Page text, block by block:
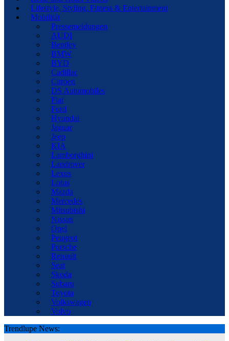
Lifestyle, Styling, Fitness & Entertainment
Mobilität
Pressemeldungen
AUDI
Bentley
BMW
BYD
Cadillac
Citroen
DS Automobiles
Fiat
Ford
Hyundai
Jaguar
Jeep
KIA
Lamborghini
Landrover
Lexus
Lotus
Mazda
Mercedes
Mitsubishi
Nissan
Opel
Peugeot
Porsche
Renault
Seat
Skoda
Subaru
Toyota
Volkswagen
Volvo
Trendlupe News: